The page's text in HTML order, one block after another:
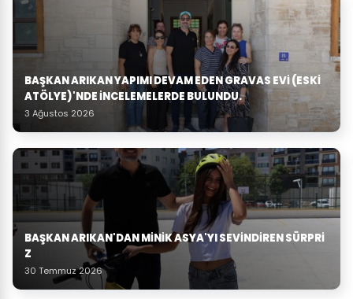
BAŞKAN ARIKAN YAPIMI DEVAM EDEN GRAVAS EVI (ESKI
ATÖLYE)'NDE İNCELEMELERDE BULUNDU.
3 Ağustos 2026
BAŞKAN ARIKAN'DAN MINIK ASYA'YI SEVINDIREN SÜRPRI
Z
30 Temmuz 2026